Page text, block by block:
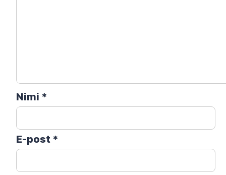
Nimi *
E-post *